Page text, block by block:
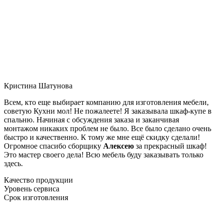
Кристина Шатунова
Всем, кто еще выбирает компанию для изготовления мебели,
советую Кухни мол! Не пожалеете! Я заказывала шкаф-купе в
спальню. Начиная с обсуждения заказа и заканчивая
монтажом никаких проблем не было. Все было сделано очень
быстро и качественно. К тому же мне ещё скидку сделали!
Огромное спасибо сборщику Алексею за прекрасный шкаф!
Это мастер своего дела! Всю мебель буду заказывать только
здесь.
Качество продукции
Уровень сервиса
Срок изготовления